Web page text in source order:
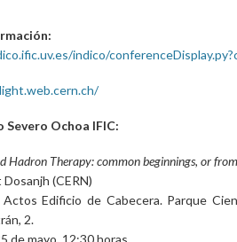
indico/
Severo Ochoa IFIC:
Hadron Therapy: common beginnings, or
(CERN)
Actos Edificio de Cabecera. Parque
2.
de mayo. 12:30 horas.